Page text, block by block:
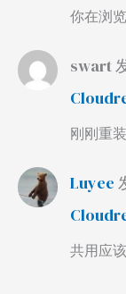
你在浏
swart
刚刚重
Luyee
共用应